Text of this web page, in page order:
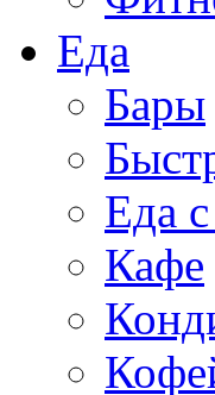
Еда
Бары
Еда
Кафе